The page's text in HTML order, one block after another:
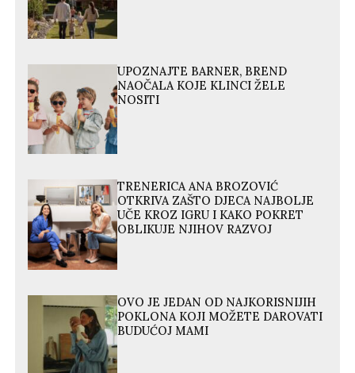
UPOZNAJTE BARNER, BREND
NAOČALA KOJE KLINCI ŽELE
NOSITI
TRENERICA ANA BROZOVIĆ
OTKRIVA ZAŠTO DJECA NAJBOLJE
UČE KROZ IGRU I KAKO POKRET
OBLIKUJE NJIHOV RAZVOJ
OVO JE JEDAN OD NAJKORISNIJIH
POKLONA KOJI MOŽETE DAROVATI
BUDUĆOJ MAMI